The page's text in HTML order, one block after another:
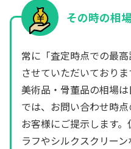
その時の相
常に「査定時点での最
させていただいておりま
美術品・骨董品の相場
では、お問い合わせ時
お客様にご提示します
ラフやシルクスクリー